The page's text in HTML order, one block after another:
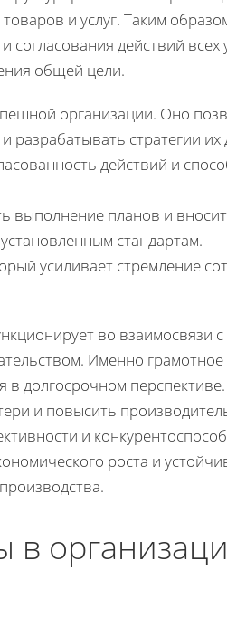
и услуг. Таким
согласования действий всех
общей цели.
организации. Оно
разрабатывать стратегии их
действий и
выполнение планов и
стандартам.
усиливает стремление
во взаимосвязи
Именно
в долгосрочном
и повысить
и
роста и